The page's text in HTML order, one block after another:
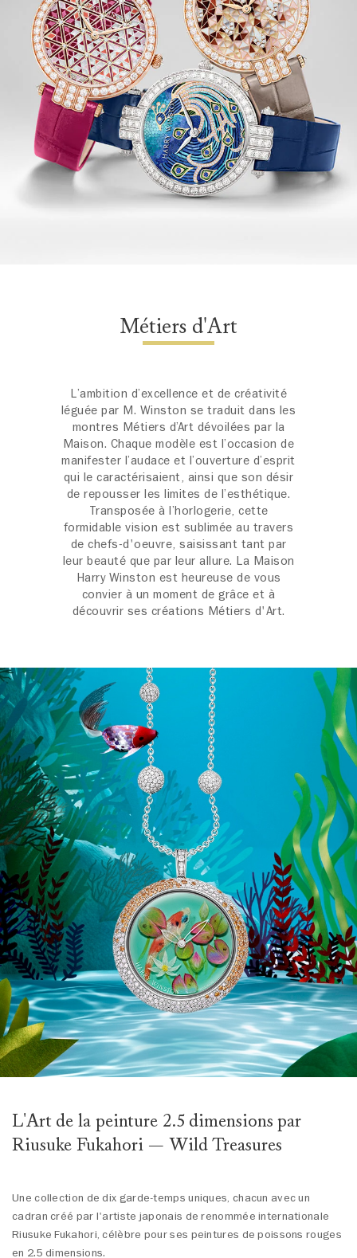
Métiers d'Art
L’ambition d’excellence et de créativité
léguée par M. Winston se traduit dans les
montres Métiers d’Art dévoilées par la
Maison. Chaque modèle est l’occasion de
manifester l’audace et l’ouverture d’esprit
qui le caractérisaient, ainsi que son désir
de repousser les limites de l’esthétique.
Transposée à l’horlogerie, cette
formidable vision est sublimée au travers
de chefs-d'oeuvre, saisissant tant par
leur beauté que par leur allure. La Maison
Harry Winston est heureuse de vous
convier à un moment de grâce et à
découvrir ses créations Métiers d'Art.
L'Art de la peinture 2.5 dimensions par
Riusuke Fukahori — Wild Treasures
Une collection de dix garde-temps uniques, chacun avec un
cadran créé par l'artiste japonais de renommée internationale
Riusuke Fukahori, célèbre pour ses peintures de poissons rouges
en 2.5 dimensions.